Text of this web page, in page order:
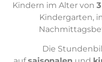
Kindern im Alter von
Kindergarten,
Die